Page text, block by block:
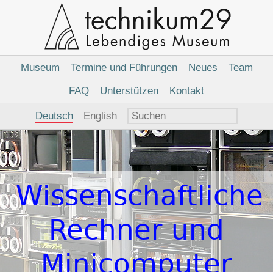
Wissenschaftliche
Rechner und
Minicomputer
Hauptnavigation
Museum Termine und Führungen Neues
Team
FAQ
Unterstützen Kontakt
Sprachauswahl
Deutsch English